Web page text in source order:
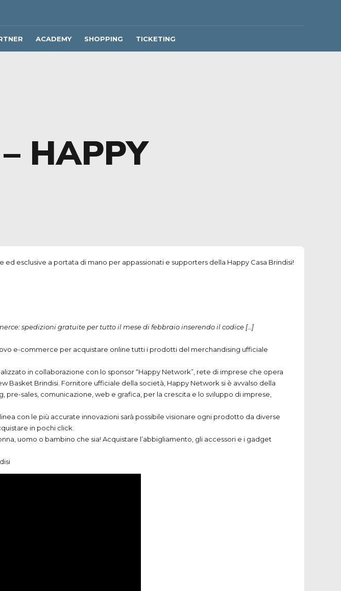
ACADEMY SHOPPING TICKETING
HAPPY
esclusive a portata di mano per appassionati e supporters della Happy Casa Brindisi!
spedizioni gratuite per tutto il mese di febbraio inserendo il codice […]
e-commerce per acquistare online tutti i prodotti del merchandising ufficiale
in collaborazione con lo sponsor “Happy Network”, rete di imprese che opera
Basket Brindisi. Fornitore ufficiale della società, Happy Network si è avvalso della
pre-sales, comunicazione, web e grafica, per la crescita e lo sviluppo di imprese,
con le più accurate innovazioni sarà possibile visionare ogni prodotto da diverse
in pochi click.
uomo o bambino che sia! Acquistare l’abbigliamento, gli accessori e i gadget